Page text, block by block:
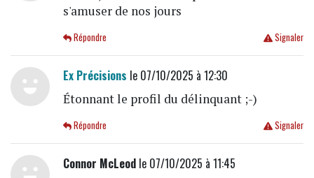
s'amuser de nos jours
Signaler
Répondre
Ex Précisions le 07/10/2025 à 12:30
Étonnant le profil du délinquant ;-)
Signaler
Répondre
Connor McLeodle 07/10/2025 à 11:45